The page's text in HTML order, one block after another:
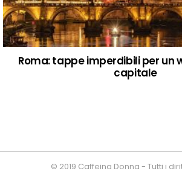
Roma: tappe imperdibili per un
capitale
© 2019 Caffeina Donna - Tutti i